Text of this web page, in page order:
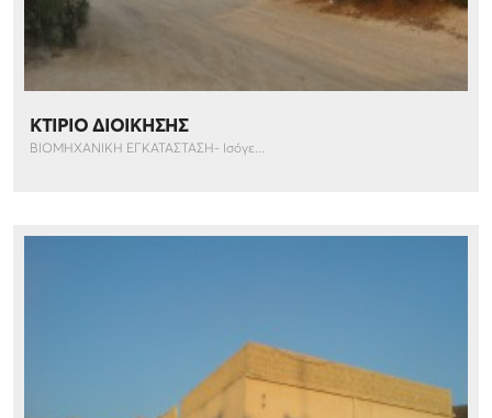
ΚΤΙΡΙΟ ΔΙΟΙΚΗΣΗΣ
ΒΙΟΜΗΧΑΝΙΚΗ ΕΓΚΑΤΑΣΤΑΣΗ- Ισόγε...